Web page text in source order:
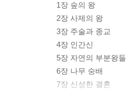
1장 숲의 왕
2장 사제의 왕
3장 주술과 종교
4장 인간신
5장 자연의 부분왕들
6장 나무 숭배
7장 신성한 결혼